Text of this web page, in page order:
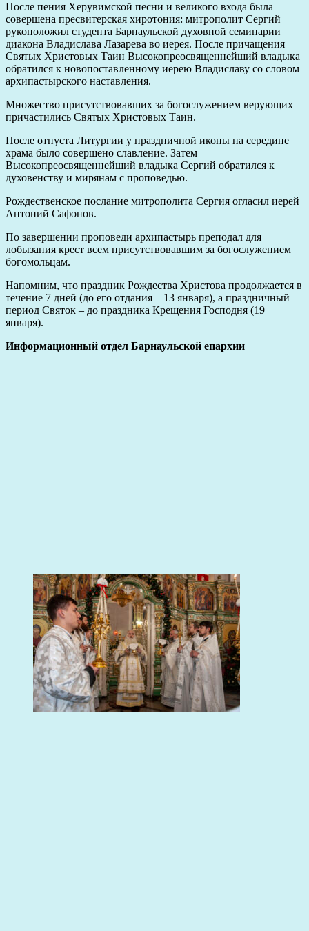
После пения Херувимской песни и великого входа была
совершена пресвитерская хиротония: митрополит Сергий
рукоположил студента Барнаульской духовной семинарии
диакона Владислава Лазарева во иерея. После причащения
Святых Христовых Таин Высокопреосвященнейший владыка
обратился к новопоставленному иерею Владиславу со словом
архипастырского наставления.
Множество присутствовавших за богослужением верующих
причастились Святых Христовых Таин.
После отпуста Литургии у праздничной иконы на середине
храма было совершено славление. Затем
Высокопреосвященнейший владыка Сергий обратился к
духовенству и мирянам с проповедью.
Рождественское послание митрополита Сергия огласил иерей
Антоний Сафонов.
По завершении проповеди архипастырь преподал для
лобызания крест всем присутствовавшим за богослужением
богомольцам.
Напомним, что праздник Рождества Христова продолжается в
течение 7 дней (до его отдания – 13 января), а праздничный
период Святок – до праздника Крещения Господня (19
января).
Информационный отдел Барнаульской епархии